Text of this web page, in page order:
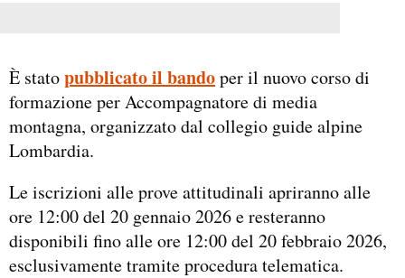
È statopubblicato il bandoper il nuovo corso di
formazione per Accompagnatore di media
montagna, organizzato dal collegio guide alpine
Lombardia.
Le iscrizioni alle prove attitudinali apriranno alle
ore 12:00 del 20 gennaio 2026 e resteranno
disponibili fino alle ore 12:00 del 20 febbraio 2026,
esclusivamente tramite procedura telematica.